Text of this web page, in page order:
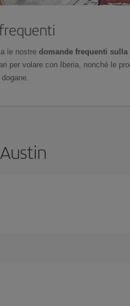
le nostre domande frequenti
per volare con Iberia, nonché le